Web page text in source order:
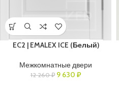
EC2 | EMALEX ICE (Белый)
Межкомнатные двери
12 260₽ 9 630 ₽